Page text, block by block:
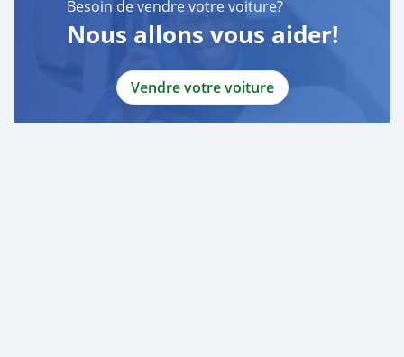
Besoin de vendre votre voiture?
Nous allons vous aider!
Vendre votre voiture